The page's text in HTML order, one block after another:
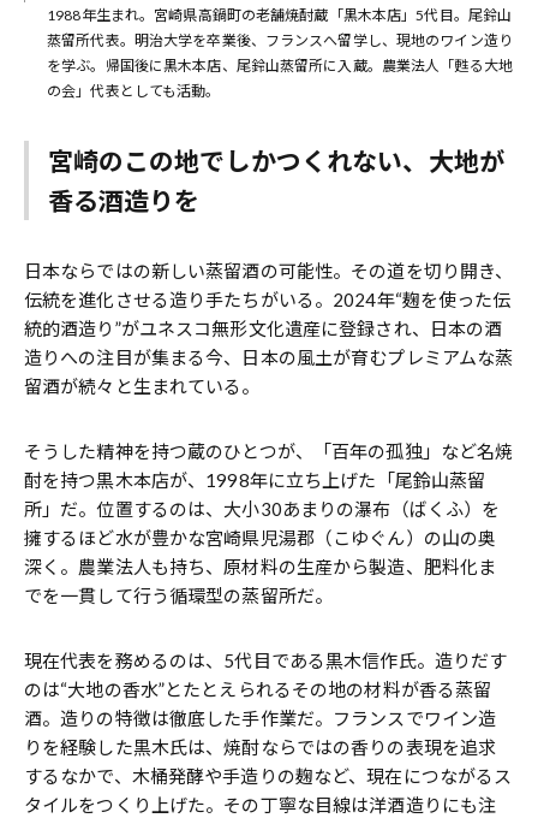
1988年生まれ。宮崎県高鍋町の老舗焼酎蔵「黒木本店」5代目。尾鈴山
蒸留所代表。明治大学を卒業後、フランスへ留学し、現地のワイン造り
を学ぶ。帰国後に黒木本店、尾鈴山蒸留所に入蔵。農業法人「甦る大地
の会」代表としても活動。
宮崎のこの地でしかつくれない、大地が
香る酒造りを
日本ならではの新しい蒸留酒の可能性。その道を切り開き、
伝統を進化させる造り手たちがいる。2024年“麹を使った伝
統的酒造り”がユネスコ無形文化遺産に登録され、日本の酒
造りへの注目が集まる今、日本の風土が育むプレミアムな蒸
留酒が続々と生まれている。
そうした精神を持つ蔵のひとつが、「百年の孤独」など名焼
酎を持つ黒木本店が、1998年に立ち上げた「尾鈴山蒸留
所」だ。位置するのは、大小30あまりの瀑布（ばくふ）を
擁するほど水が豊かな宮崎県児湯郡（こゆぐん）の山の奥
深く。農業法人も持ち、原材料の生産から製造、肥料化ま
でを一貫して行う循環型の蒸留所だ。
現在代表を務めるのは、5代目である黒木信作氏。造りだす
のは“大地の香水”とたとえられるその地の材料が香る蒸留
酒。造りの特徴は徹底した手作業だ。フランスでワイン造
りを経験した黒木氏は、焼酎ならではの香りの表現を追求
するなかで、木桶発酵や手造りの麹など、現在につながるス
タイルをつくり上げた。その丁寧な目線は洋酒造りにも注